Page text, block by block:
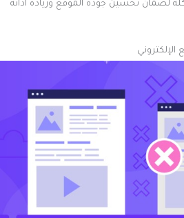
لضمان تحسين جودة الموقع وزيادة أدائه